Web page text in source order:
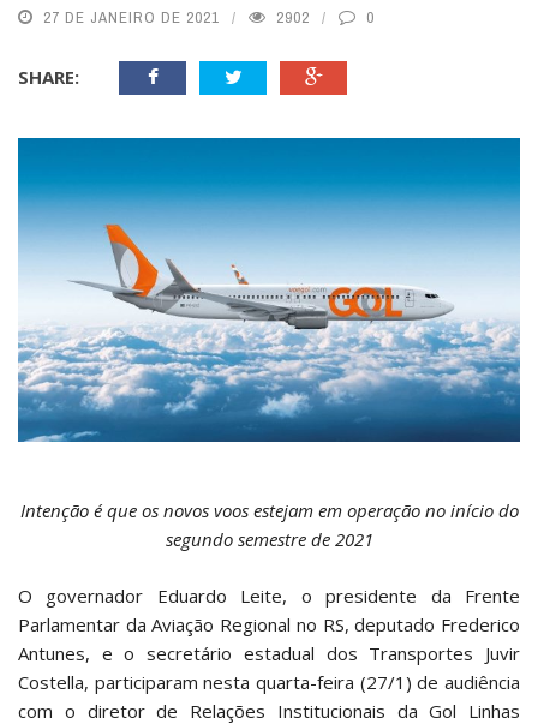
27 DE JANEIRO DE 2021 2902 0
SHARE:
Intenção é que os novos voos estejam em operação no início do
segundo semestre de 2021
O governador Eduardo Leite, o presidente da Frente
Parlamentar da Aviação Regional no RS, deputado Frederico
Antunes, e o secretário estadual dos Transportes Juvir
Costella, participaram nesta quarta-feira (27/1) de audiência
com o diretor de Relações Institucionais da Gol Linhas